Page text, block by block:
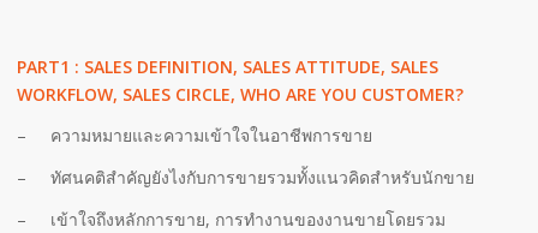
PART1 : SALES DEFINITION, SALES ATTITUDE, SALES
WORKFLOW, SALES CIRCLE, WHO ARE YOU CUSTOMER?
– ความหมายและความเข้าใจในอาชีพการขาย
– ทัศนคติสำคัญยังไงกับการขายรวมทั้งแนวคิดสำหรับนักขาย
– เข้าใจถึงหลักการขาย, การทำงานของงานขายโดยรวม